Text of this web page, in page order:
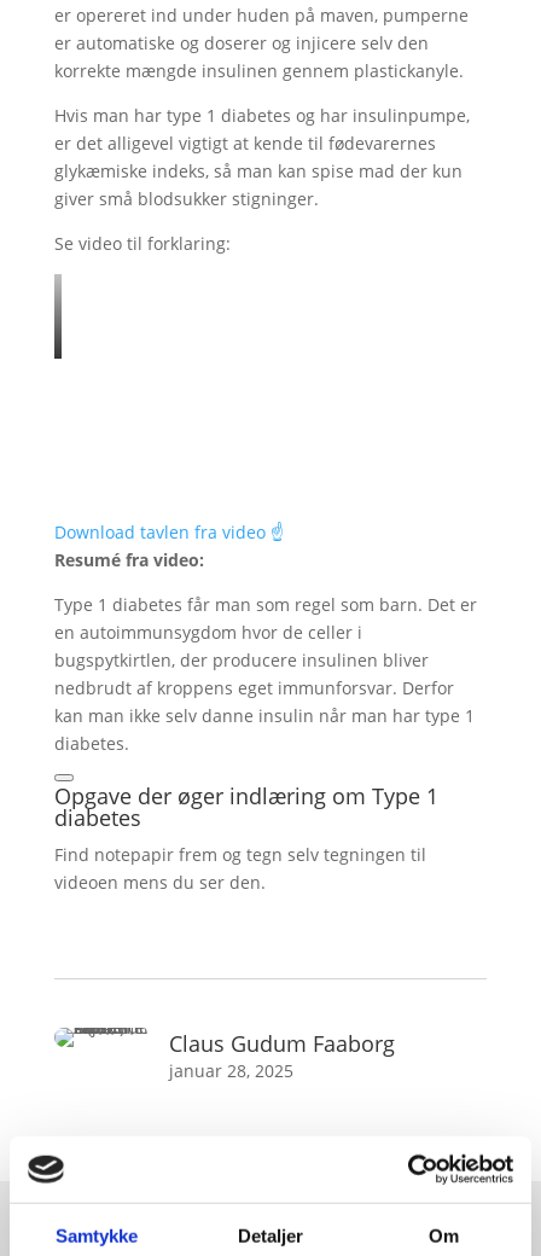
Samtykke Detaljer Om
er opereret ind under huden på maven, pumperne
er automatiske og doserer og injicere selv den
korrekte mængde insulinen gennem plastickanyle.
Hvis man har type 1 diabetes og har insulinpumpe,
er det alligevel vigtigt at kende til fødevarernes
glykæmiske indeks, så man kan spise mad der kun
giver små blodsukker stigninger.
Se video til forklaring:
Download tavlen fra video ☝️
Resumé fra video:
Type 1 diabetes får man som regel som barn. Det er
en autoimmunsygdom hvor de celler i
bugspytkirtlen, der producere insulinen bliver
nedbrudt af kroppens eget immunforsvar. Derfor
kan man ikke selv danne insulin når man har type 1
diabetes.
Opgave der øger indlæring om Type 1
diabetes
Find notepapir frem og tegn selv tegningen til
videoen mens du ser den.
Claus Gudum Faaborg
januar 28, 2025